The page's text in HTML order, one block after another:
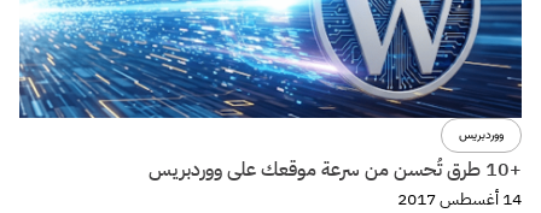
ووردبريس
+10 طرق تُحسن من سرعة موقعك على ووردبريس
14 أغسطس 2017